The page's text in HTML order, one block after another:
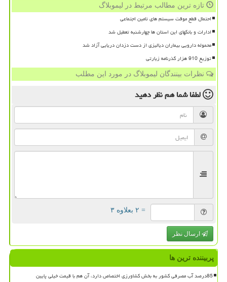
تازه ترین مطالب مرتبط در لیموبلاگ
احتمال قطع موقت سیستم های تامین اجتماعی
ادارات و بانکهای این استان ها چهارشنبه تعطیل شد
محموله دارویی بیماران دیالیزی از دست دزدان دریایی آزاد شد
توزیع 910 هزار گذرنامه زیارتی
نظرات بینندگان لیموبلاگ در مورد این مطلب
لطفا شما همنظر دهید
= ۲ بعلاوه ۳
ارسال نظر
پربیننده ترین ها
85درصد آب مصرفی کشور به بخش کشاورزی اختصاص دارد، آن هم با قیمت خیلی پایین